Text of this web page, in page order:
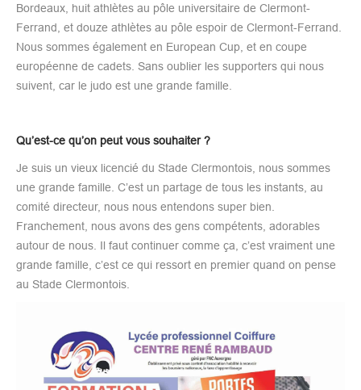
Bordeaux, huit athlètes au pôle universitaire de Clermont-
Ferrand, et douze athlètes au pôle espoir de Clermont-Ferrand.
Nous sommes également en European Cup, et en coupe
européenne de cadets. Sans oublier les supporters qui nous
suivent, car le judo est une grande famille.
Qu’est-ce qu’on peut vous souhaiter ?
Je suis un vieux licencié du Stade Clermontois, nous sommes
une grande famille. C’est un partage de tous les instants, au
comité directeur, nous nous entendons super bien.
Franchement, nous avons des gens compétents, adorables
autour de nous. Il faut continuer comme ça, c’est vraiment une
grande famille, c’est ce qui ressort en premier quand on pense
au Stade Clermontois.